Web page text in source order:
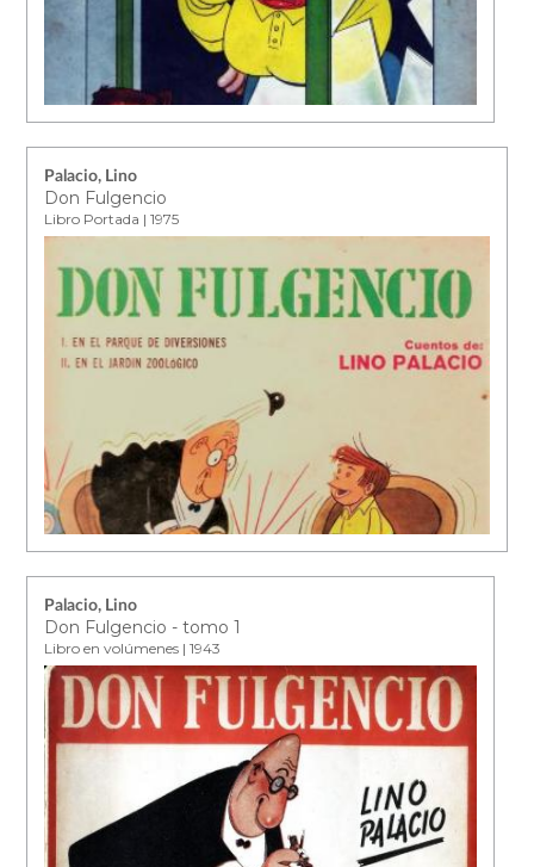
Palacio, Lino
Don Fulgencio
Libro Portada | 1975
Palacio, Lino
Don Fulgencio - tomo 1
Libro en volúmenes | 1943